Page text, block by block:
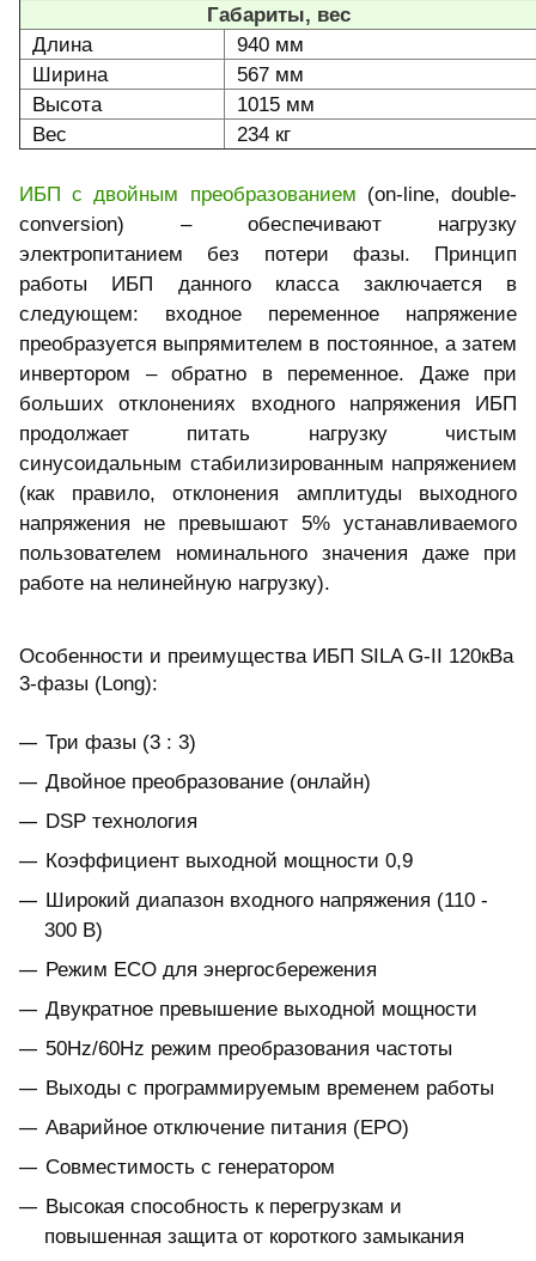
Габариты, вес
Длина
940 мм
Ширина
567 мм
Высота
1015 мм
Вес
234 кг
ИБП с двойным преобразованием (on-line, double-
conversion) – обеспечивают нагрузку
электропитанием без потери фазы. Принцип
работы ИБП данного класса заключается в
следующем: входное переменное напряжение
преобразуется выпрямителем в постоянное, а затем
инвертором – обратно в переменное. Даже при
больших отклонениях входного напряжения ИБП
продолжает питать нагрузку чистым
синусоидальным стабилизированным напряжением
(как правило, отклонения амплитуды выходного
напряжения не превышают 5% устанавливаемого
пользователем номинального значения даже при
работе на нелинейную нагрузку).
Особенности и преимущества ИБП SILA G-II 120кВа
3-фазы (Long):
Три фазы (3 : 3)
Двойное преобразование (онлайн)
DSP технология
Коэффициент выходной мощности 0,9
Широкий диапазон входного напряжения (110 -
300 В)
Режим ECO для энергосбережения
Двукратное превышение выходной мощности
50Hz/60Hz режим преобразования частоты
Выходы с программируемым временем работы
Аварийное отключение питания (EPO)
Совместимость с генератором
Высокая способность к перегрузкам и
повышенная защита от короткого замыкания